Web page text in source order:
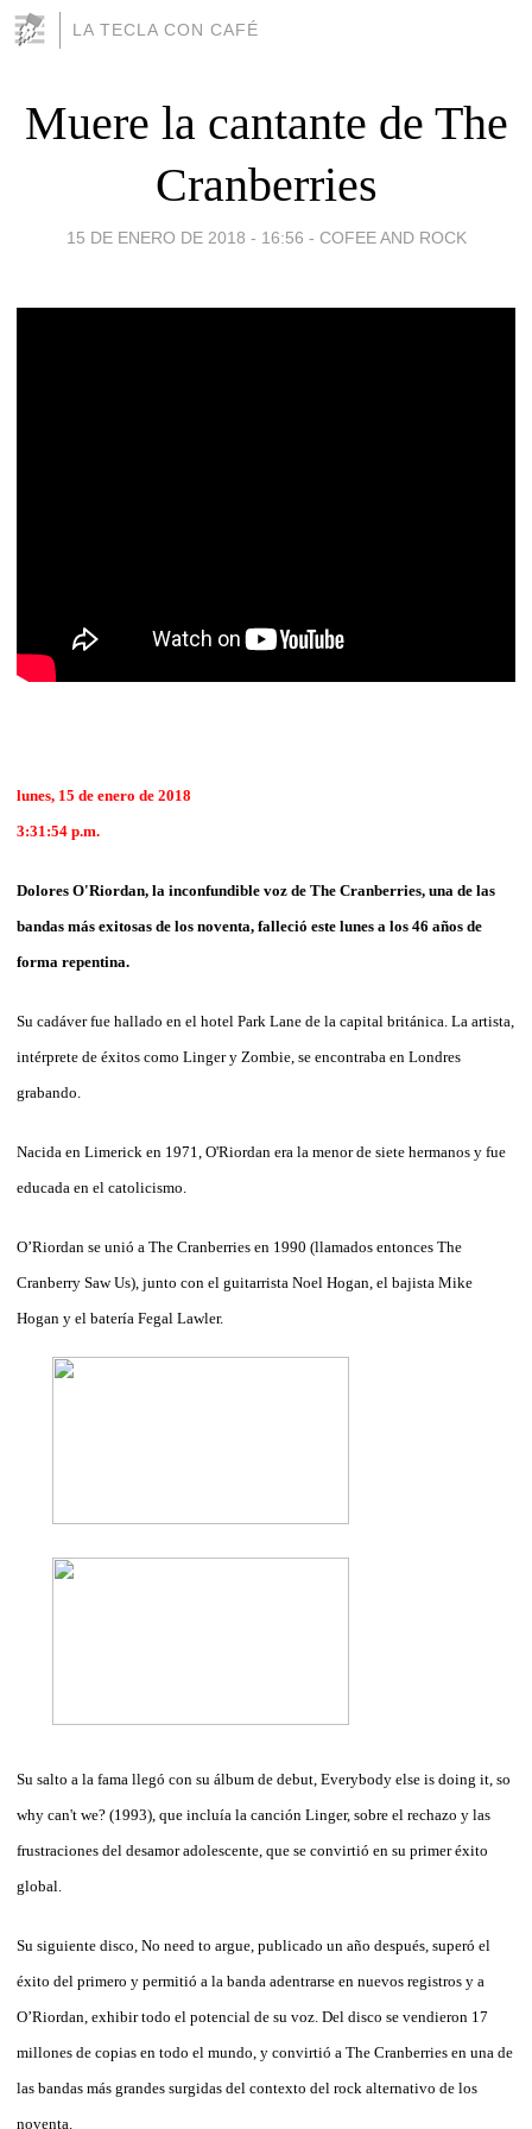
LA TECLA CON CAFÉ
Muere la cantante de The
Cranberries
15 DE ENERO DE 2018 - 16:56 - COFEE AND ROCK
lunes, 15 de enero de 2018
3:31:54 p.m.
Dolores O'Riordan, la inconfundible voz de The Cranberries, una de las
bandas más exitosas de los noventa, falleció este lunes a los 46 años de
forma repentina.
Su cadáver fue hallado en el hotel Park Lane de la capital británica. La artista,
intérprete de éxitos como Linger y Zombie, se encontraba en Londres
grabando.
Nacida en Limerick en 1971, O'Riordan era la menor de siete hermanos y fue
educada en el catolicismo.
O’Riordan se unió a The Cranberries en 1990 (llamados entonces The
Cranberry Saw Us), junto con el guitarrista Noel Hogan, el bajista Mike
Hogan y el batería Fegal Lawler.
Su salto a la fama llegó con su álbum de debut, Everybody else is doing it, so
why can't we? (1993), que incluía la canción Linger, sobre el rechazo y las
frustraciones del desamor adolescente, que se convirtió en su primer éxito
global.
Su siguiente disco, No need to argue, publicado un año después, superó el
éxito del primero y permitió a la banda adentrarse en nuevos registros y a
O’Riordan, exhibir todo el potencial de su voz. Del disco se vendieron 17
millones de copias en todo el mundo, y convirtió a The Cranberries en una de
las bandas más grandes surgidas del contexto del rock alternativo de los
noventa.